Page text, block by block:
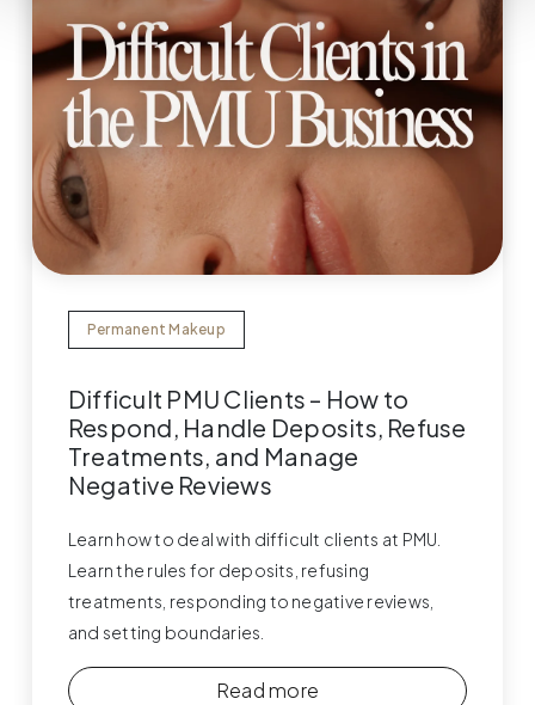
Permanent Makeup
Difficult PMU Clients – How to
Respond, Handle Deposits, Refuse
Treatments, and Manage
Negative Reviews
Learn how to deal with difficult clients at PMU.
Learn the rules for deposits, refusing
treatments, responding to negative reviews,
and setting boundaries.
Read more